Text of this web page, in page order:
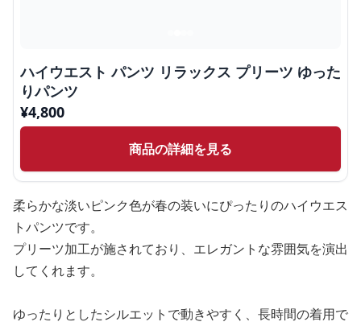
ハイウエスト パンツ リラックス プリーツ ゆった
りパンツ
¥4,800
商品の詳細を見る
柔らかな淡いピンク色が春の装いにぴったりのハイウエス
トパンツです。
プリーツ加工が施されており、エレガントな雰囲気を演出
してくれます。
ゆったりとしたシルエットで動きやすく、長時間の着用で